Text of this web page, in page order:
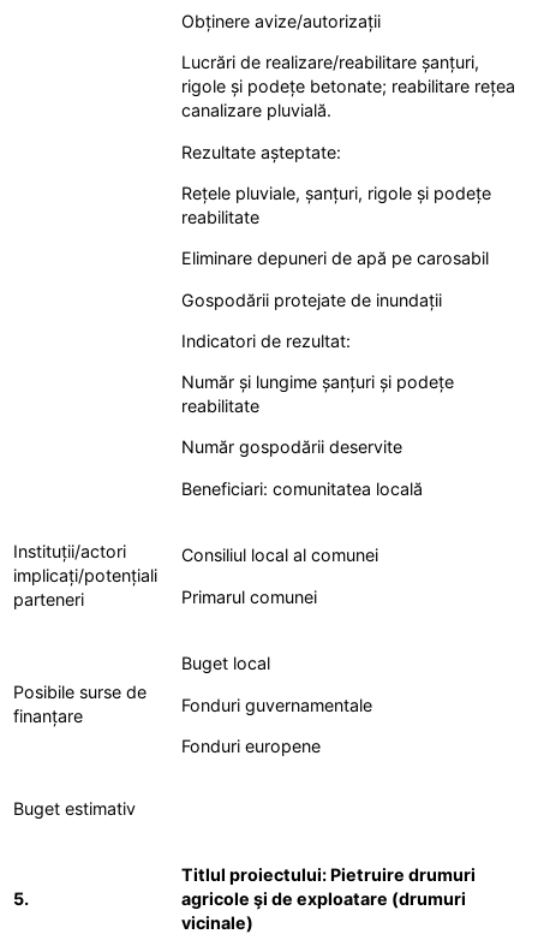
Obținere avize/autorizații
Lucrări de realizare/reabilitare șanțuri,
rigole și podețe betonate; reabilitare rețea
canalizare pluvială.
Rezultate așteptate:
Rețele pluviale, șanțuri, rigole și podețe
reabilitate
Eliminare depuneri de apă pe carosabil
Gospodării protejate de inundații
Indicatori de rezultat:
Număr și lungime șanțuri și podețe
reabilitate
Număr gospodării deservite
Beneficiari: comunitatea locală
Instituții/actori
implicați/potențiali
parteneri
Consiliul local al comunei
Primarul comunei
Posibile surse de
finanțare
Buget local
Fonduri guvernamentale
Fonduri europene
Buget estimativ
5.
Titlul proiectului: Pietruire drumuri
agricole şi de exploatare (drumuri
vicinale)